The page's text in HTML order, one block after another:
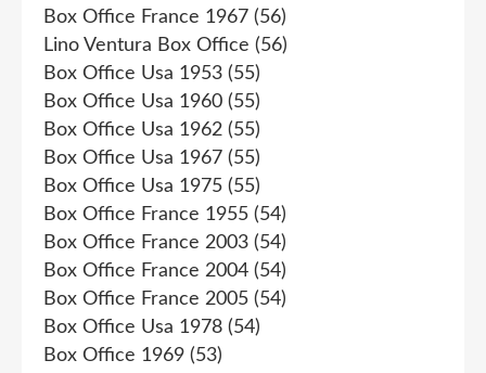
Box Office France 1967 (56)
Lino Ventura Box Office (56)
Box Office Usa 1953 (55)
Box Office Usa 1960 (55)
Box Office Usa 1962 (55)
Box Office Usa 1967 (55)
Box Office Usa 1975 (55)
Box Office France 1955 (54)
Box Office France 2003 (54)
Box Office France 2004 (54)
Box Office France 2005 (54)
Box Office Usa 1978 (54)
Box Office 1969 (53)